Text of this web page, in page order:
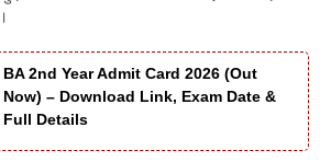
BA 2nd Year Admit Card 2026 (Out
Now) – Download Link, Exam Date &
Full Details